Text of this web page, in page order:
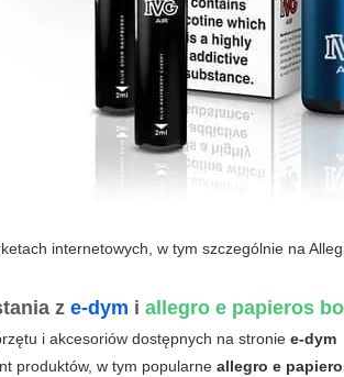
internetowych, w tym szczególnie na
ze-dym iallegro e papieros
i akcesoriów dostępnych na stroniee-dym
produktów, w tym popularneallegro e